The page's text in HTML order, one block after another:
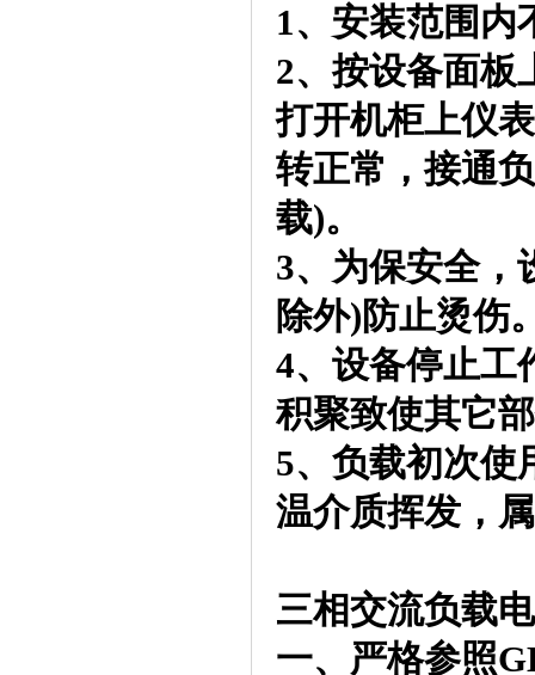
1、安装范围内
2、按设备面板
打开机柜上仪
转正常，接通
载)。
3、为保安全，
除外)防止烫伤
4、设备停止工
积聚致使其它
5、负载初次使
温介质挥发，
三相交流负载
一、严格参照